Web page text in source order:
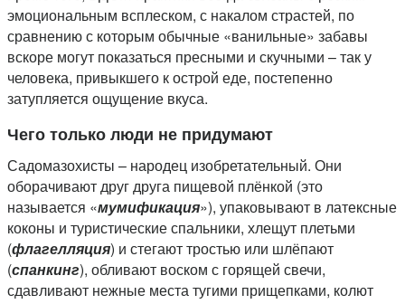
эмоциональным всплеском, с накалом страстей, по
сравнению с которым обычные «ванильные» забавы
вскоре могут показаться пресными и скучными – так у
человека, привыкшего к острой еде, постепенно
затупляется ощущение вкуса.
Чего только люди не придумают
Садомазохисты – народец изобретательный. Они
оборачивают друг друга пищевой плёнкой (это
называется «мумификация»), упаковывают в латексные
коконы и туристические спальники, хлещут плетьми
(флагелляция) и стегают тростью или шлёпают
(спанкинг), обливают воском с горящей свечи,
сдавливают нежные места тугими прищепками, колют